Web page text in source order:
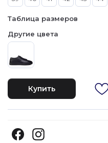
Таблица размеров
Другие цвета
Купить